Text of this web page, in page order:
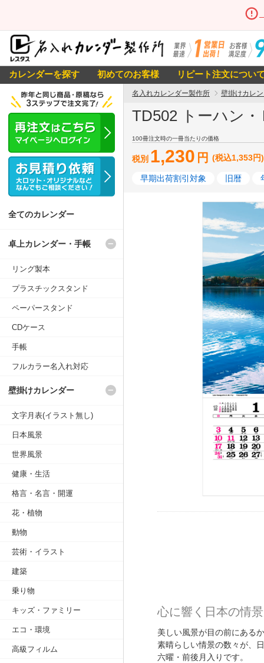
カレンダーを探す 初めてのお客様 リピート注文につい
名入れカレンダー製作所 壁掛けカレ
TD502 トーハン
100冊注文時の一冊当たりの価格
税別 1,230 円 (税込1,353円)
早期出荷割引対象 旧暦
心に響く日本の情
美しい風景が目の前にある
素晴らしい情景の数々が、
六曜・前後月入りです。
全てのカレンダー
卓上カレンダー・手帳
リング製本
プラスチックスタンド
ペーパースタンド
CDケース
手帳
フルカラー名入れ対応
壁掛けカレンダー
文字月表(イラスト無し)
日本風景
世界風景
健康・生活
格言・名言・開運
花・植物
動物
芸術・イラスト
建築
乗り物
キッズ・ファミリー
エコ・環境
高級フィルム